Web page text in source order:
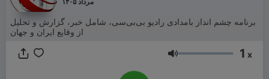
برنامه چشم انداز بامدادی رادیو بی‌بی‌سی، شامل خبر، گزارش و تحلیل
از وقایع ایران و جهان
Volume 1 x